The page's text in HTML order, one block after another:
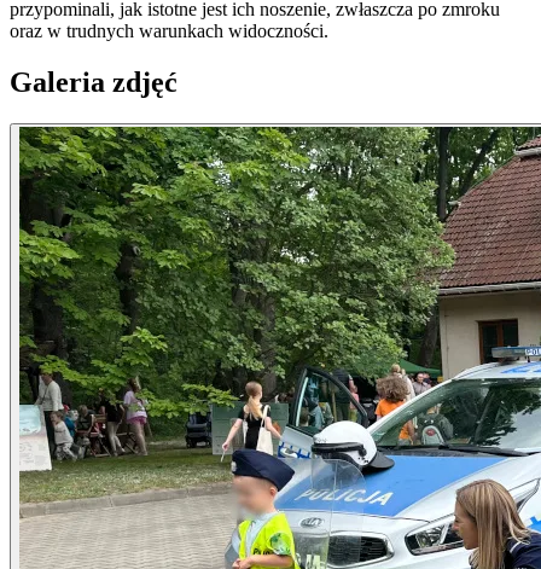
przypominali, jak istotne jest ich noszenie, zwłaszcza po zmroku
oraz w trudnych warunkach widoczności.
Galeria zdjęć